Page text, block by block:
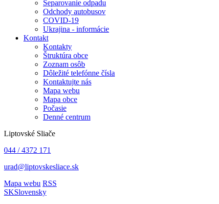
Separovanie odpadu
Odchody autobusov
COVID-19
Ukrajina - informácie
Kontakt
Kontakty
Štruktúra obce
Zoznam osôb
Dôležité telefónne čísla
Kontaktujte nás
Mapa webu
Mapa obce
Počasie
Denné centrum
Liptovské Sliače
044 / 4372 171
urad@liptovskesliace.sk
Mapa webu RSS
SKSlovensky